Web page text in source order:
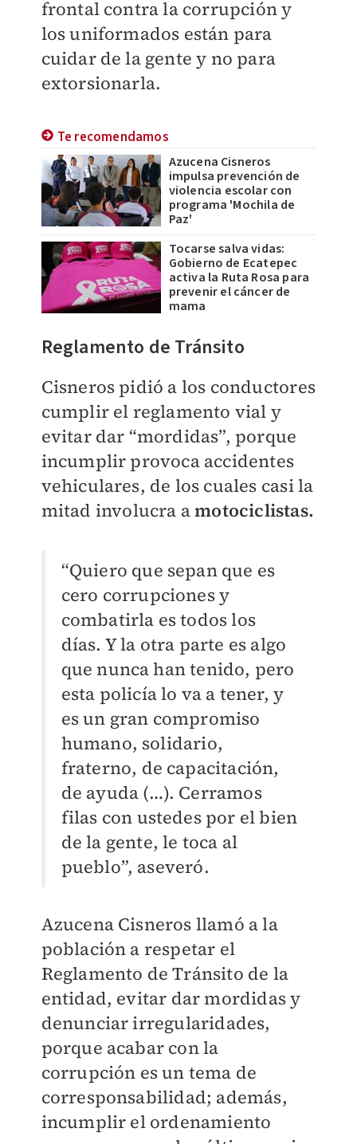
frontal contra la corrupción y
los uniformados están para
cuidar de la gente y no para
extorsionarla.
Te recomendamos
Azucena Cisneros
impulsa prevención de
violencia escolar con
programa 'Mochila de
Paz'
Tocarse salva vidas:
Gobierno de Ecatepec
activa la Ruta Rosa para
prevenir el cáncer de
mama
Reglamento de Tránsito
Cisneros pidió a los conductores
cumplir el reglamento vial y
evitar dar “mordidas”, porque
incumplir provoca accidentes
vehiculares, de los cuales casi la
mitad involucra amotociclistas.​
“Quiero que sepan que es
cero corrupciones y
combatirla es todos los
días. Y la otra parte es algo
que nunca han tenido, pero
esta policía lo va a tener, y
es un gran compromiso
humano, solidario,
fraterno, de capacitación,
de ayuda (…). Cerramos
filas con ustedes por el bien
de la gente, le toca al
pueblo”, aseveró.
Azucena Cisneros llamó a la
población a respetar el
Reglamento de Tránsito de la
entidad, evitar dar mordidas y
denunciar irregularidades,
porque acabar con la
corrupción es un tema de
corresponsabilidad; además,
incumplir el ordenamiento